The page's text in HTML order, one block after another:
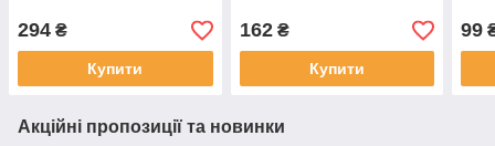
294 ₴
Купити
162₴
Купити
99
Акційні пропозиції та новинки